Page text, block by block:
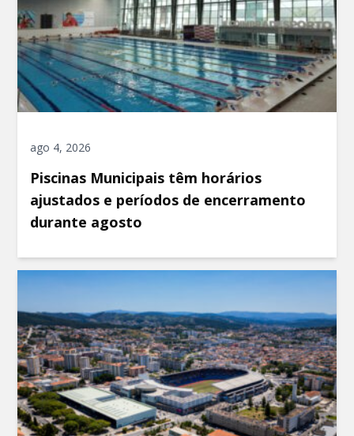
ago 4, 2026
Piscinas Municipais têm horários
ajustados e períodos de encerramento
durante agosto